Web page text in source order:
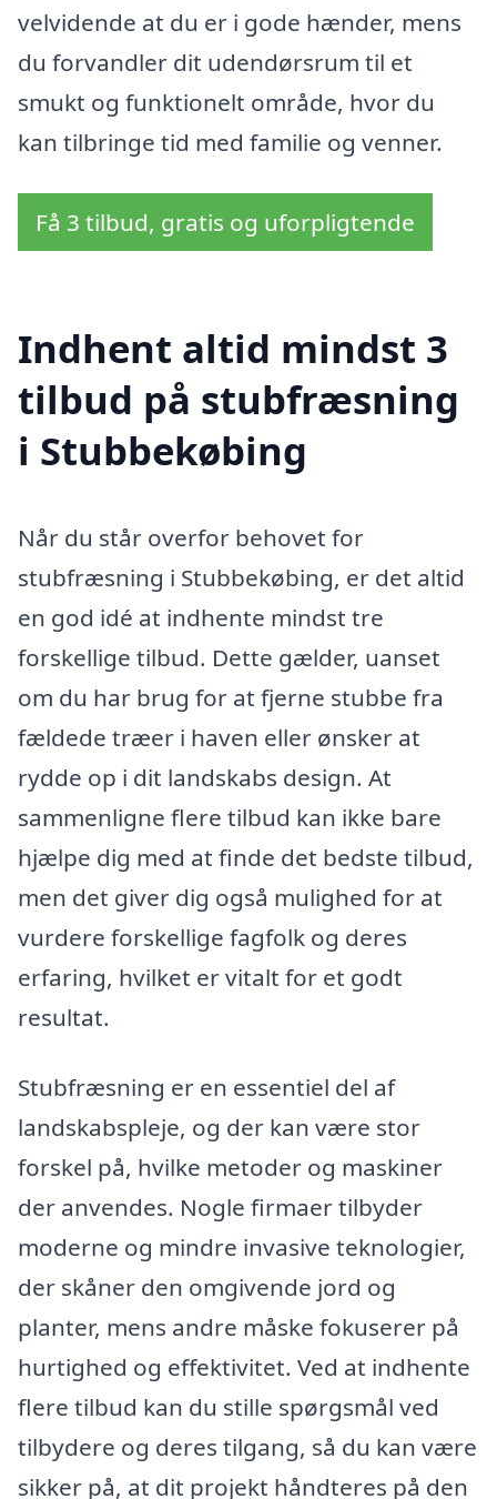
velvidende at du er i gode hænder, mens
du forvandler dit udendørsrum til et
smukt og funktionelt område, hvor du
kan tilbringe tid med familie og venner.
Få 3 tilbud, gratis og uforpligtende
Indhent altid mindst 3
tilbud på stubfræsning
i Stubbekøbing
Når du står overfor behovet for
stubfræsning i Stubbekøbing, er det altid
en god idé at indhente mindst tre
forskellige tilbud. Dette gælder, uanset
om du har brug for at fjerne stubbe fra
fældede træer i haven eller ønsker at
rydde op i dit landskabs design. At
sammenligne flere tilbud kan ikke bare
hjælpe dig med at finde det bedste tilbud,
men det giver dig også mulighed for at
vurdere forskellige fagfolk og deres
erfaring, hvilket er vitalt for et godt
resultat.
Stubfræsning er en essentiel del af
landskabspleje, og der kan være stor
forskel på, hvilke metoder og maskiner
der anvendes. Nogle firmaer tilbyder
moderne og mindre invasive teknologier,
der skåner den omgivende jord og
planter, mens andre måske fokuserer på
hurtighed og effektivitet. Ved at indhente
flere tilbud kan du stille spørgsmål ved
tilbydere og deres tilgang, så du kan være
sikker på, at dit projekt håndteres på den